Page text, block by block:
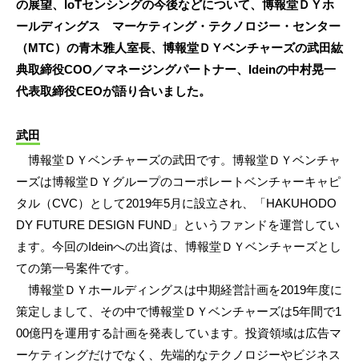
の展望、IoTセンシングの今後などについて、博報堂ＤＹホ
ールディングス マーケティング・テクノロジー・センター
（MTC）の青木雅人室長、博報堂ＤＹベンチャーズの武田紘
典取締役COO／マネージングパートナー、Ideinの中村晃一
代表取締役CEOが語り合いました。
武田
博報堂ＤＹベンチャーズの武田です。博報堂ＤＹベンチャ
ーズは博報堂ＤＹグループのコーポレートベンチャーキャピ
タル（CVC）として2019年5月に設立され、「HAKUHODO
DY FUTURE DESIGN FUND」というファンドを運営してい
ます。今回のIdeinへの出資は、博報堂ＤＹベンチャーズとし
ての第一号案件です。
博報堂ＤＹホールディングスは中期経営計画を2019年度に
策定しまして、その中で博報堂ＤＹベンチャーズは5年間で1
00億円を運用する計画を発表しています。投資領域は広告マ
ーケティングだけでなく、先端的なテクノロジーやビジネス